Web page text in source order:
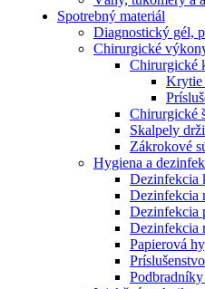
Spotrebný materiál
Diagnostický gél,
Chirurgické
Chirurgické
Krytie
Chirurgické
Skalpely
Zákrokové
Hygiena a
Dezinfekcia
Dezinfekcia
Dezinfekcia
Dezinfekcia
Papierová
Príslušenstvo